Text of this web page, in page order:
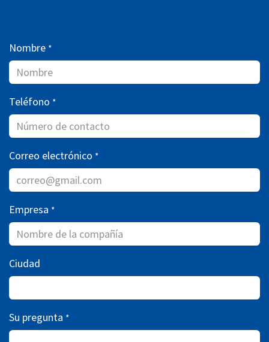
Nombre *
Teléfono *
Correo electrónico *
Empresa *
Ciudad
Su pregunta *